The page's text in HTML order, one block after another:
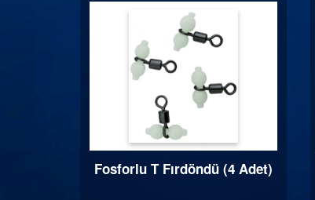
Fosforlu T Fırdöndü (4 Adet)